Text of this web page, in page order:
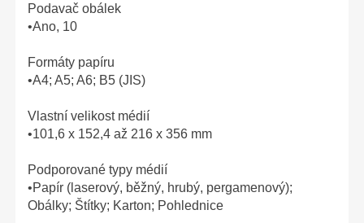
Podavač obálek
•Ano, 10
Formáty papíru
•A4; A5; A6; B5 (JIS)
Vlastní velikost médií
•101,6 x 152,4 až 216 x 356 mm
Podporované typy médií
•Papír (laserový, běžný, hrubý, pergamenový);
Obálky; Štítky; Karton; Pohlednice